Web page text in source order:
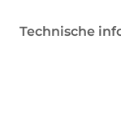
Technische